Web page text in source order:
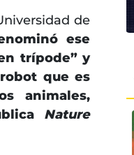
de
ese
trípode” y
que es
animales,
Nature